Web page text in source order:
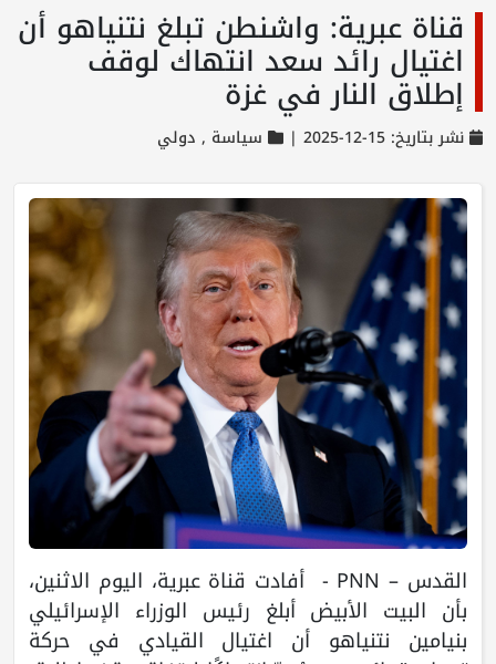
قناة عبرية: واشنطن تبلغ نتنياهو أن
اغتيال رائد سعد انتهاك لوقف
إطلاق النار في غزة
نشر بتاريخ: 15-12-2025 | سياسة , دولي
القدس – PNN - أفادت قناة عبرية، اليوم الاثنين،
بأن البيت الأبيض أبلغ رئيس الوزراء الإسرائيلي
بنيامين نتنياهو أن اغتيال القيادي في حركة